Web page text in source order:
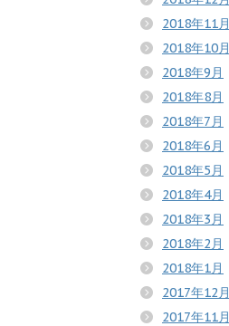
2018年11月
2018年10月
2018年9月
2018年8月
2018年7月
2018年6月
2018年5月
2018年4月
2018年3月
2018年2月
2018年1月
2017年12月
2017年11月